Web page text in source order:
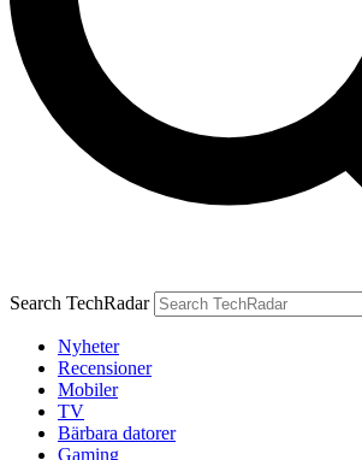
Search TechRadar
Nyheter
Recensioner
Mobiler
TV
Bärbara datorer
Gaming